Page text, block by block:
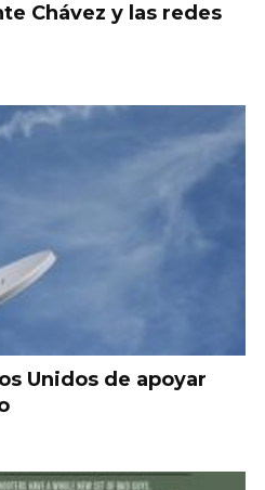
Chávez y las redes
Unidos de apoyar